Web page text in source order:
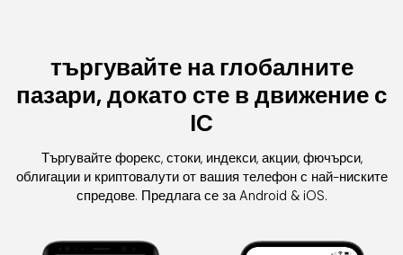
търгувайте на глобалните
пазари, докато сте в движение с
IC
Търгувайте форекс, стоки, индекси, акции, фючърси,
облигации и криптовалути от вашия телефон с най-ниските
спредове. Предлага се за Android & iOS.